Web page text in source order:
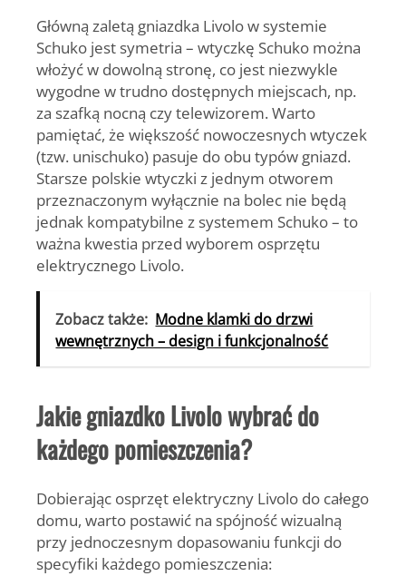
Główną zaletą gniazdka Livolo w systemie
Schuko jest symetria – wtyczkę Schuko można
włożyć w dowolną stronę, co jest niezwykle
wygodne w trudno dostępnych miejscach, np.
za szafką nocną czy telewizorem. Warto
pamiętać, że większość nowoczesnych wtyczek
(tzw. unischuko) pasuje do obu typów gniazd.
Starsze polskie wtyczki z jednym otworem
przeznaczonym wyłącznie na bolec nie będą
jednak kompatybilne z systemem Schuko – to
ważna kwestia przed wyborem osprzętu
elektrycznego Livolo.
Zobacz także: Modne klamki do drzwi
wewnętrznych – design i funkcjonalność
Jakie gniazdko Livolo wybrać do
każdego pomieszczenia?
Dobierając osprzęt elektryczny Livolo do całego
domu, warto postawić na spójność wizualną
przy jednoczesnym dopasowaniu funkcji do
specyfiki każdego pomieszczenia: